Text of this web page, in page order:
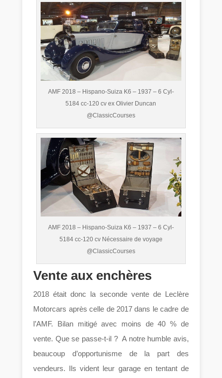
AMF 2018 – Hispano-Suiza K6 – 1937 – 6 Cyl-
5184 cc-120 cv ex Olivier Duncan
@ClassicCourses
AMF 2018 – Hispano-Suiza K6 – 1937 – 6 Cyl-
5184 cc-120 cv Nécessaire de voyage
@ClassicCourses
Vente aux enchères
2018 était donc la seconde vente de Leclère
Motorcars après celle de 2017 dans le cadre de
l’AMF. Bilan mitigé avec moins de 40 % de
vente. Que se passe-t-il ? A notre humble avis,
beaucoup d’opportunisme de la part des
vendeurs. Ils vident leur garage en tentant de